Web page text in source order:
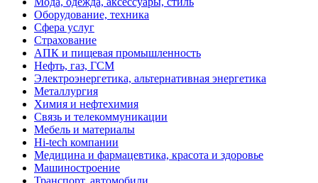
Оборудование, техника
Сфера услуг
Страхование
АПК и пищевая промышленность
Нефть, газ, ГСМ
Электроэнергетика, альтернативная энергетика
Металлургия
Химия и нефтехимия
Связь и телекоммуникации
Мебель и материалы
Hi-tech компании
Медицина и фармацевтика, красота и здоровье
Машиностроение
Транспорт, автомобили